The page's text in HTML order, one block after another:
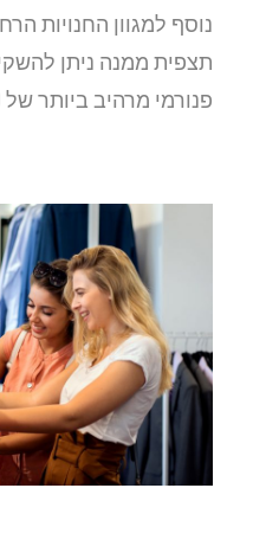
נוסף למגוון החנויות הרחב,
תצפית ממנה ניתן להשקיף
פנורמי מרהיב ביותר של 360 מעלות.